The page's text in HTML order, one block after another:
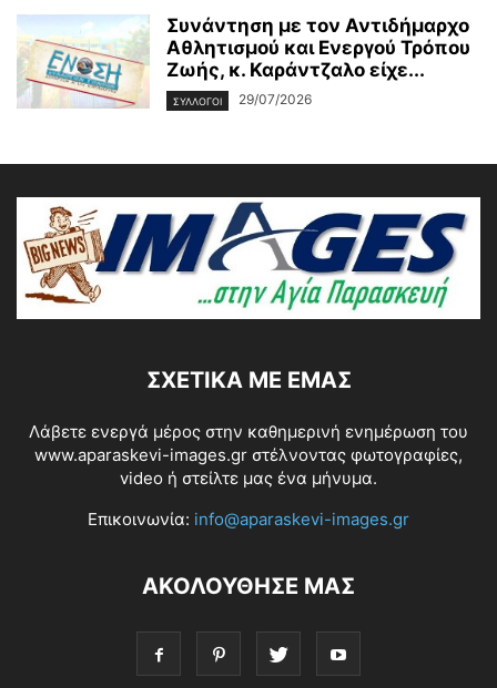
Συνάντηση με τον Αντιδήμαρχο
Αθλητισμού και Ενεργού Τρόπου
Ζωής, κ. Καράντζαλο είχε...
ΣΥΛΛΟΓΟΙ 29/07/2026
ΣΧΕΤΙΚΆ ΜΕ ΕΜΆΣ
Λάβετε ενεργά μέρος στην καθημερινή ενημέρωση του
www.aparaskevi-images.gr στέλνοντας φωτογραφίες,
video ή στείλτε μας ένα μήνυμα.
Επικοινωνία: info@aparaskevi-images.gr
ΑΚΟΛΟΥΘΗΣΕ ΜΑΣ